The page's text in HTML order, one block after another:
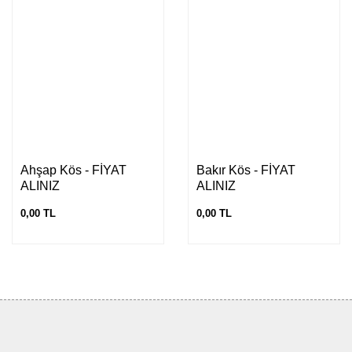
Ahşap Kös - FİYAT
ALINIZ
0,00 TL
Bakır Kös - FİYAT
ALINIZ
0,00 TL